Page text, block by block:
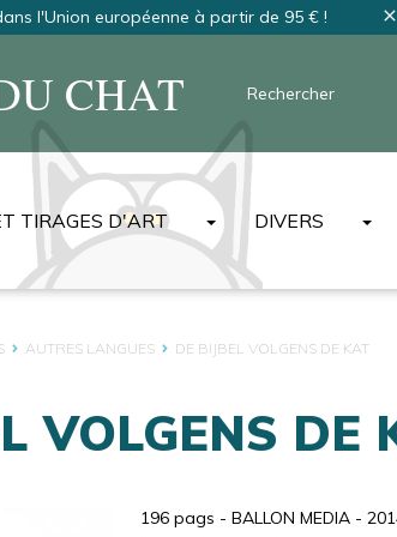
l'Union européenne à partir de 95 € ! close
CHAT
TIRAGES D'ART DIVERS
T-SHIRTS ET
PORTE-CLÉS
LES MASQUES
AUTRES LANGUES DE BIJBEL VOLGENS DE KAT
VOLGENS DE
196 pags - BALLON MEDIA -